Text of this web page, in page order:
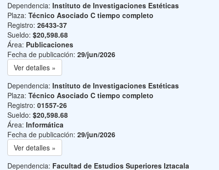
Dependencia: Instituto de Investigaciones Estéticas
Plaza: Técnico Asociado C tiempo completo
Registro: 26433-37
Sueldo: $20,598.68
Área: Publicaciones
Fecha de publicación: 29/jun/2026
Ver detalles »
Dependencia: Instituto de Investigaciones Estéticas
Plaza: Técnico Asociado C tiempo completo
Registro: 01557-26
Sueldo: $20,598.68
Área: Informática
Fecha de publicación: 29/jun/2026
Ver detalles »
Dependencia: Facultad de Estudios Superiores Iztacala